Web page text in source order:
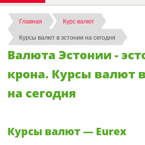
Главная
Курс валют
Курсы валют в эстонии на сегодня
Валюта Эстонии -
крона. Курсы валют
на сегодня
Курсы валют — Eurex